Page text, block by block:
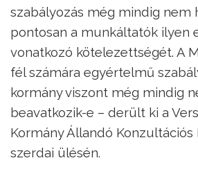
szabályozás még mindig nem
pontosan a munkáltatók ilyen
vonatkozó kötelezettségét. A
fél számára egyértelmű
kormány viszont még mindig
beavatkozik-e – derült ki a
Kormány Állandó Konzultációs
szerdai ülésén.